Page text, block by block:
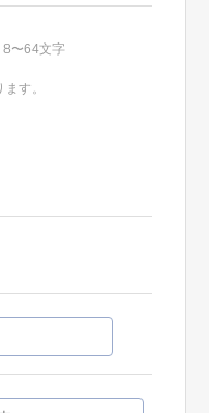
〜64文字
す。